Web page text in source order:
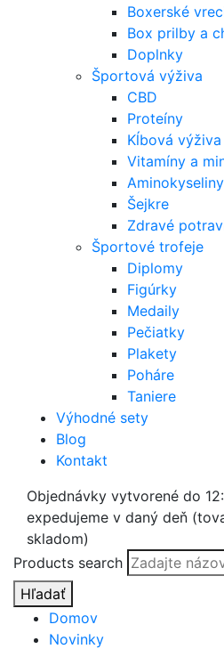
Boxerské
Box prilby a
Doplnky
Športová výživa
CBD
Proteíny
Kĺbová výživa
Vitamíny a
Šejkre
Zdravé
Športové trofeje
Diplomy
Figúrky
Medaily
Pečiatky
Plakety
Poháre
Taniere
Výhodné sety
Blog
Kontakt
Objednávky vytvorené do
expedujeme v daný deň
skladom)
Products search
Hľadať
Domov
Novinky